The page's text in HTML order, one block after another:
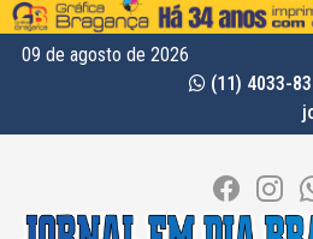
09 de agosto de 2026
(11) 4033-